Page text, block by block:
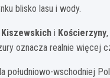
blisko lasu i wody.
Kiszewskich i Kościerzyny
oznacza realnie więcej
południowo-wschodniej